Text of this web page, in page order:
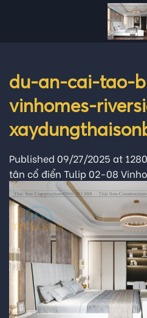
du-an-cai-tao-
vinhomes-
Published 09/27/2025 at
tân cổ điển Tulip 02-08